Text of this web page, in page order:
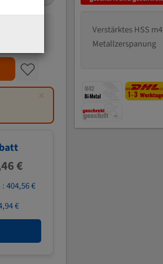
×
€
:404,56 €
€
Verstärktes HSS
Metallzerspanung